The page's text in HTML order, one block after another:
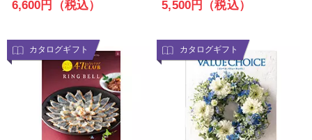
6,600円（税込）
5,500円（税込）
カタログギフト カタログギフト